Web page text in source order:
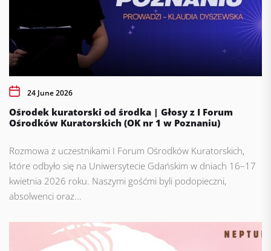
24 June 2026
Ośrodek kuratorski od środka | Głosy z I Forum
Ośrodków Kuratorskich (OK nr 1 w Poznaniu)
Rozmowa z uczestnikami I Forum Ośrodków Kuratorskich,
które odbyło się na Uniwersytecie Gdańskim w dniach 16–17
kwietnia 2026 roku. Naszymi gośćmi byli podopieczni,
absolwenci oraz...